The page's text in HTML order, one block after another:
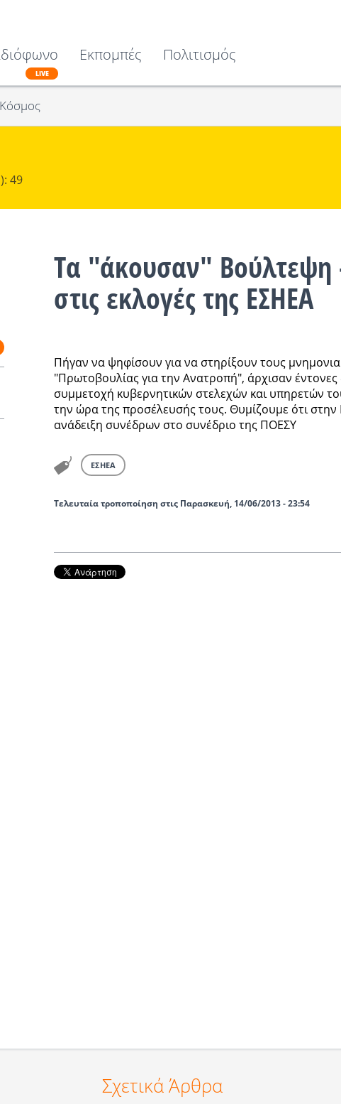
Κόσμος
LIVE
Εκπομπές Πολιτισμός
49
Tα "άκουσαν" Βούλτεψη
στις εκλογές της ΕΣΗΕΑ
Πήγαν να ψηφίσουν για να στηρίξουν τους
"Πρωτοβουλίας για την Ανατροπή", άρχισαν έντονες
συμμετοχή κυβερνητικών στελεχών και υπηρετών
την ώρα της προσέλευσής τους. Θυμίζουμε ότι στην
ανάδειξη συνέδρων στο συνέδριο της ΠΟΕΣΥ
ΕΣΗΕΑ
Τελευταία τροποποίηση στις Παρασκευή, 14/06/2013 - 23:54
Σχετικά Άρθρα